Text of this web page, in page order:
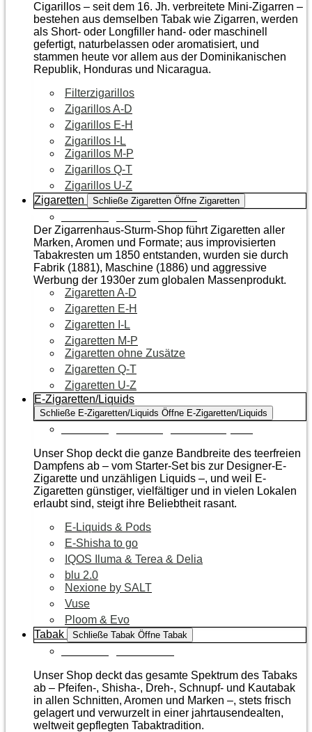
Cigarillos – seit dem 16. Jh. verbreitete Mini-Zigarren –
bestehen aus demselben Tabak wie Zigarren, werden
als Short- oder Longfiller hand- oder maschinell
gefertigt, naturbelassen oder aromatisiert, und
stammen heute vor allem aus der Dominikanischen
Republik, Honduras und Nicaragua.
Filterzigarillos
Zigarillos A-D
Zigarillos E-H
Zigarillos I-L
Zigarillos M-P
Zigarillos Q-T
Zigarillos U-Z
Zigaretten
Schließe Zigaretten Öffne Zigaretten
Der Zigarrenhaus-Sturm-Shop führt Zigaretten aller
Marken, Aromen und Formate; aus improvisierten
Tabakresten um 1850 entstanden, wurden sie durch
Fabrik (1881), Maschine (1886) und aggressive
Werbung der 1930er zum globalen Massenprodukt.
Zigaretten A-D
Zigaretten E-H
Zigaretten I-L
Zigaretten M-P
Zigaretten ohne Zusätze
Zigaretten Q-T
Zigaretten U-Z
E-Zigaretten/Liquids
Schließe E-Zigaretten/Liquids Öffne E-Zigaretten/Liquids
Unser Shop deckt die ganze Bandbreite des teerfreien
Dampfens ab – vom Starter-Set bis zur Designer-E-
Zigarette und unzähligen Liquids –, und weil E-
Zigaretten günstiger, vielfältiger und in vielen Lokalen
erlaubt sind, steigt ihre Beliebtheit rasant.
E-Liquids & Pods
E-Shisha to go
IQOS Iluma & Terea & Delia
blu 2.0
Nexione by SALT
Vuse
Ploom & Evo
Tabak
Schließe Tabak Öffne Tabak
Unser Shop deckt das gesamte Spektrum des Tabaks
ab – Pfeifen-, Shisha-, Dreh-, Schnupf- und Kautabak
in allen Schnitten, Aromen und Marken –, stets frisch
gelagert und verwurzelt in einer jahrtausendealten,
weltweit gepflegten Tabaktradition.